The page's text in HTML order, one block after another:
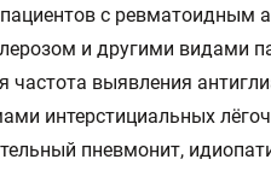
с ревматоидным
и другими видами
частота выявления
интерстициальных
пневмонит,